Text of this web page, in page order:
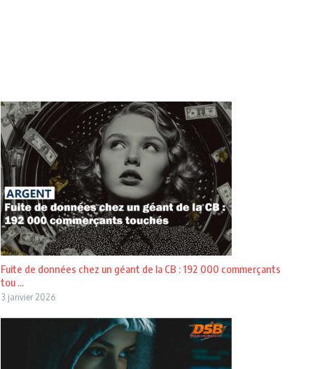
Fuite de données chez un géant de la CB : 192 000 commerçants
tou ...
3 janvier 2026